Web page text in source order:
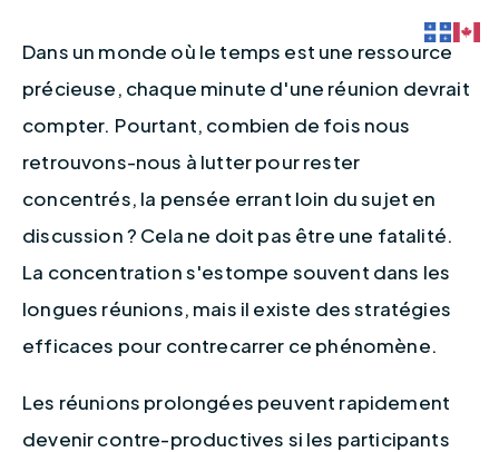
Dans un monde où le temps est une ressource
précieuse, chaque minute d'une réunion devrait
compter. Pourtant, combien de fois nous
retrouvons-nous à lutter pour rester
concentrés, la pensée errant loin du sujet en
discussion ? Cela ne doit pas être une fatalité.
La concentration s'estompe souvent dans les
longues réunions, mais il existe des stratégies
efficaces pour contrecarrer ce phénomène.
Les réunions prolongées peuvent rapidement
devenir contre-productives si les participants